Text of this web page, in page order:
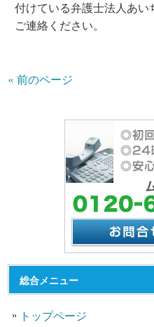
付けている弁護士法人あ
ご連絡ください。
« 前のページ
総合メニュー
トップページ